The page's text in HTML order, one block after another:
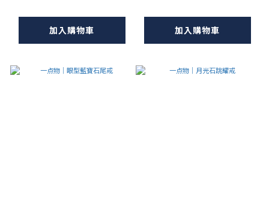
加入購物車 加入購物車